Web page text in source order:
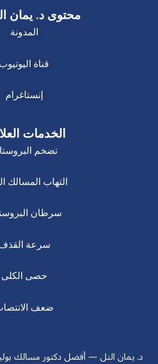
محتوى د. يمان
المدونة
قناة اليوتيوب
إنستاغرام
الخدمات
تضخم
التهاب المسالك
سرطان
سرعة
حصى الكلى
ضعف
د. يمان التل — أفضل دكتور مسالك